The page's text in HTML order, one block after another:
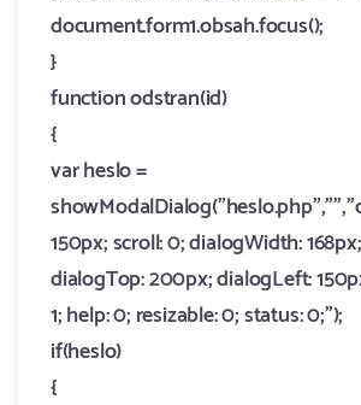
document.form1.obsah.focus();
}
function odstran(id)
{
var heslo =
150px; scroll: 0; dialogWidth: 168px;
dialogTop: 200px; dialogLeft:
1; help: 0; resizable: 0; status: 0;");
if(heslo)
{